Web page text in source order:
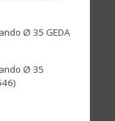
Ø 35 GEDA
Ø 35